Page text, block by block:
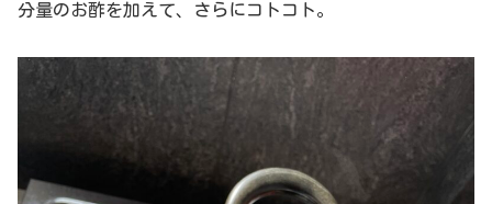
分量のお酢を加えて、さらにコトコト。